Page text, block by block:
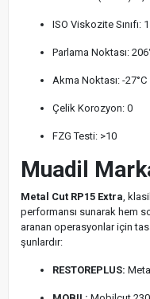
ISO Viskozite Sınıfı:
Parlama Noktası:
Akma Noktası: -27°C
Çelik Korozyon: 0
FZG Testi: >10
Muadil
Metal Cut RP15 Extra,
performansı sunarak hem
aranan operasyonlar için
şunlardır:
RESTOREPLUS: